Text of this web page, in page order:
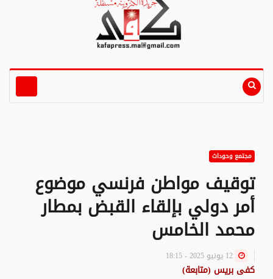
مجتمع وحوداث
توقيف مواطن فرنسي موضوع
أمر دولي بإلقاء القبض بمطار
محمد الخامس
كفى بريس (متابعة)